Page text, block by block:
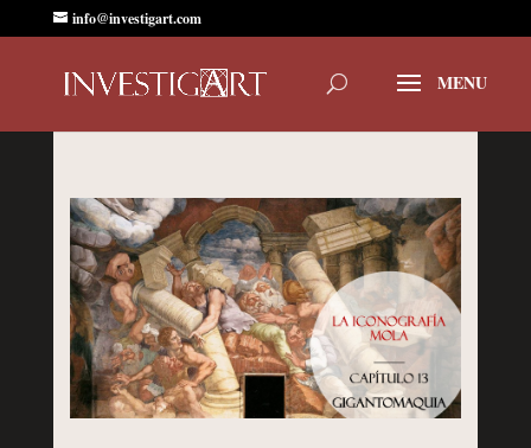
info@investigart.com